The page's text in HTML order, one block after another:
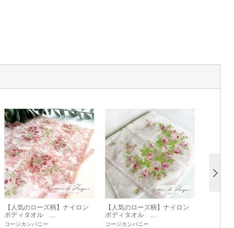
【人気のローズ柄】ナイロン
ボディタオル ...
コージカンパニー
【人気のローズ柄】ナイロン
ボディタオル ...
コージカンパニー